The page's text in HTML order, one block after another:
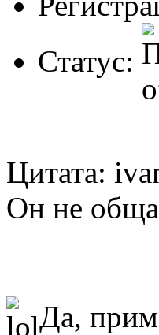
Статус:
Цитата:
Он не
Да,